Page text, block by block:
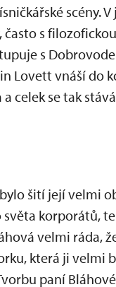
často s
s
Lovett vnáší do
celek se tak
šití její velmi
korporátů,
velmi ráda,
která ji velmi
paní